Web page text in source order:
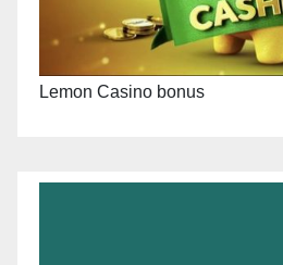
Lemon Casino bonus